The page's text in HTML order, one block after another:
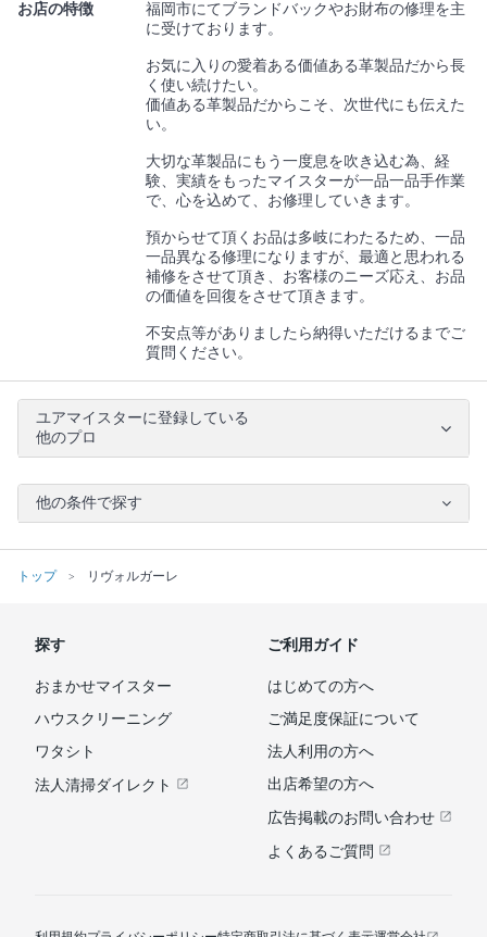
お店の特徴
福岡市にてブランドバックやお財布の修理を主
に受けております。
お気に入りの愛着ある価値ある革製品だから長
く使い続けたい。
価値ある革製品だからこそ、次世代にも伝えた
い。
大切な革製品にもう一度息を吹き込む為、経
験、実績をもったマイスターが一品一品手作業
で、心を込めて、お修理していきます。
預からせて頂くお品は多岐にわたるため、一品
一品異なる修理になりますが、最適と思われる
補修をさせて頂き、お客様のニーズ応え、お品
の価値を回復をさせて頂きます。
不安点等がありましたら納得いただけるまでご
質問ください。
ユアマイスターに登録している
他のプロ
他の条件で探す
トップ リヴォルガーレ
探す
おまかせマイスター
ハウスクリーニング
ワタシト
法人清掃ダイレクト
ご利用ガイド
はじめての方へ
ご満足度保証について
法人利用の方へ
出店希望の方へ
広告掲載のお問い合わせ
よくあるご質問